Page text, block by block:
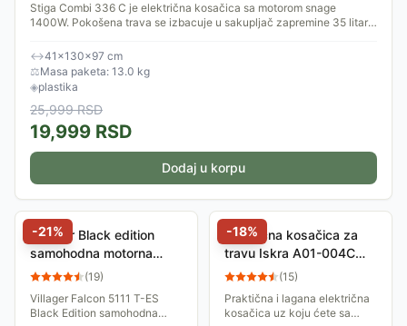
Stiga Combi 336 C je električna kosačica sa motorom snage
1400W. Pokošena trava se izbacuje u sakupljač zapremine 35 litara.
↔41×130×97 cm
⚖Masa paketa: 13.0 kg
◈plastika
25,999RSD
19,999 RSD
Dodaj u korpu
-21%
Villager Black edition
samohodna motorna
kosilica za travu Falcon
(19)
Villager Falcon 5111 T-ES
Black Edition samohodna
-18%
Električna kosačica za
travu Iskra A01-004C
1200W
(15)
Praktična i lagana električna
kosačica uz koju ćete sa